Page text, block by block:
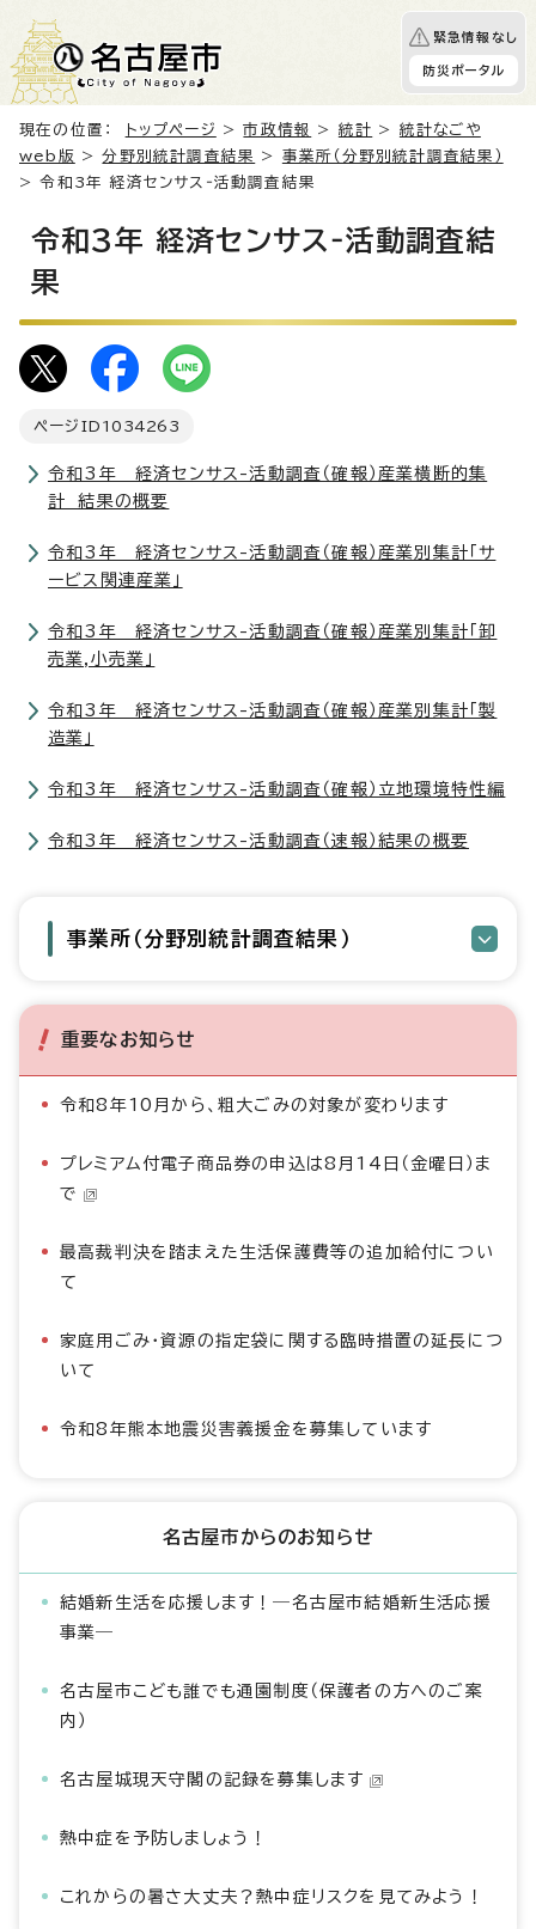
緊急情報なし
防災ポータル
現在の位置： トップページ >市政情報 > 統計 > 統計なごや
web版 >分野別統計調査結果 > 事業所（分野別統計調査結果）
> 令和3年 経済センサス‐活動調査結果
令和3年 経済センサス‐活動調査結
果
ページID 1034263
令和3年 経済センサス-活動調査（確報）産業横断的集
計 結果の概要
令和3年 経済センサス-活動調査（確報）産業別集計「サ
ービス関連産業」
令和3年 経済センサス-活動調査（確報）産業別集計「卸
売業,小売業」
令和3年 経済センサス-活動調査（確報）産業別集計「製
造業」
令和3年 経済センサス-活動調査（確報）立地環境特性編
令和3年 経済センサス-活動調査（速報）結果の概要
事業所（分野別統計調査結果）
重要なお知らせ
令和8年10月から、粗大ごみの対象が変わります
プレミアム付電子商品券の申込は8月14日（金曜日）ま
で
最高裁判決を踏まえた生活保護費等の追加給付につい
て
家庭用ごみ・資源の指定袋に関する臨時措置の延長につ
いて
令和8年熊本地震災害義援金を募集しています
名古屋市からのお知らせ
結婚新生活を応援します！―名古屋市結婚新生活応援
事業―
名古屋市こども誰でも通園制度（保護者の方へのご案
内）
名古屋城現天守閣の記録を募集します
熱中症を予防しましょう！
これからの暑さ大丈夫？熱中症リスクを見てみよう！